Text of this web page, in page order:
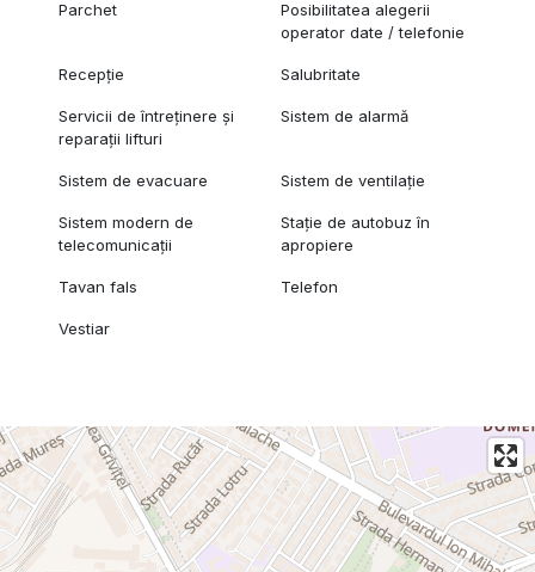
Parchet
Posibilitatea alegerii
operator date / telefonie
Recepție Salubritate
Servicii de întreținere și
reparații lifturi
Sistem de alarmă
Sistem de evacuare Sistem de ventilație
Sistem modern de
telecomunicații
Stație de autobuz în
apropiere
Tavan fals Telefon
Vestiar